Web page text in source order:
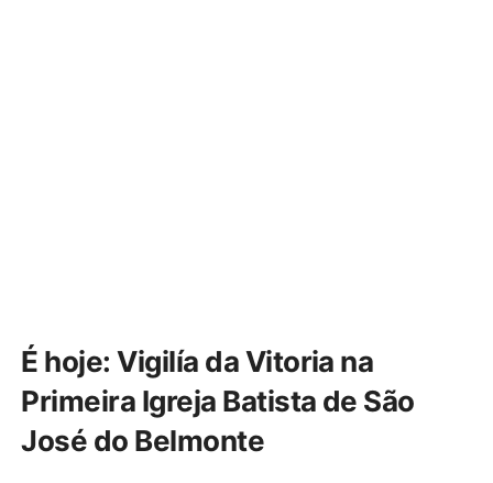
É hoje: Vigilía da Vitoria na
Primeira Igreja Batista de São
José do Belmonte